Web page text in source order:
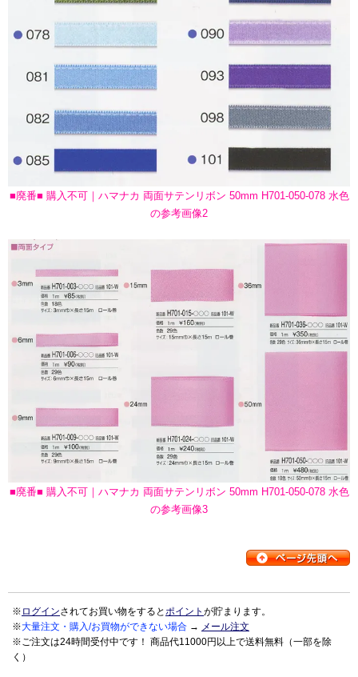
■廃番■ 購入不可｜ハマナカ 両面サテンリボン 50mm H701-050-078 水色
の参考画像2
■廃番■ 購入不可｜ハマナカ 両面サテンリボン 50mm H701-050-078 水色
の参考画像3
※ ログインされてお買い物をすると ポイント が貯まります。
※大量注文・購入/お買物ができない場合 → メール注文
※ご注文は24時間受付中です！ 商品代11000円以上で送料無料（一部を除
く）